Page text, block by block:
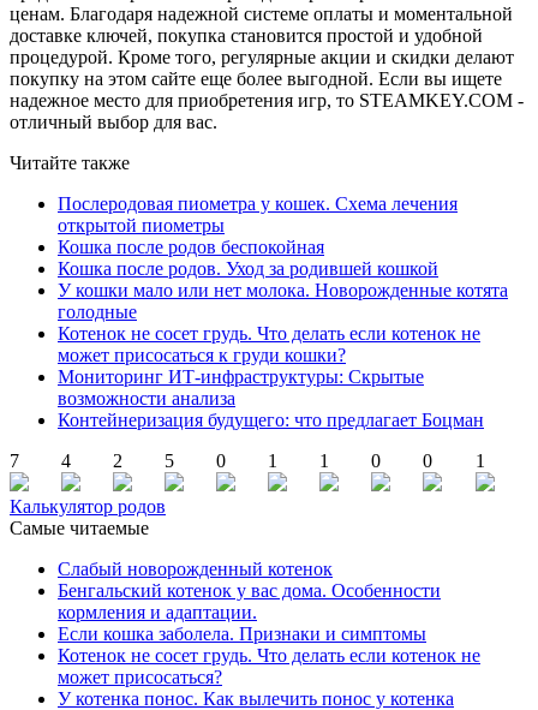
ценам. Благодаря надежной системе оплаты и моментальной
доставке ключей, покупка становится простой и удобной
процедурой. Кроме того, регулярные акции и скидки делают
покупку на этом сайте еще более выгодной. Если вы ищете
надежное место для приобретения игр, то STEAMKEY.COM -
отличный выбор для вас.
Читайте также
Послеродовая пиометра у кошек. Схема лечения
открытой пиометры
Кошка после родов беспокойная
Кошка после родов. Уход за родившей кошкой
У кошки мало или нет молока. Новорожденные котята
голодные
Котенок не сосет грудь. Что делать если котенок не
может присосаться к груди кошки?
Мониторинг ИТ-инфраструктуры: Скрытые
возможности анализа
Контейнеризация будущего: что предлагает Боцман
7
4 2 5 0 1 1 0 0 1
Калькулятор родов
Самые читаемые
Слабый новорожденный котенок
Бенгальский котенок у вас дома. Особенности
кормления и адаптации.
Если кошка заболела. Признаки и симптомы
Котенок не сосет грудь. Что делать если котенок не
может присосаться?
У котенка понос. Как вылечить понос у котенка